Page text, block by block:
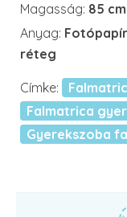
Magasság: 85 cm
Anyag:
réteg
Címke:
Falmatrica
Gyerekszoba